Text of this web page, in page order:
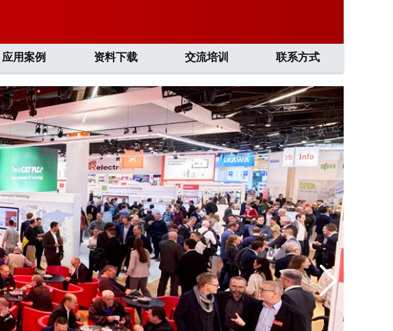
应用案例 资料下载 交流培训 联系方式